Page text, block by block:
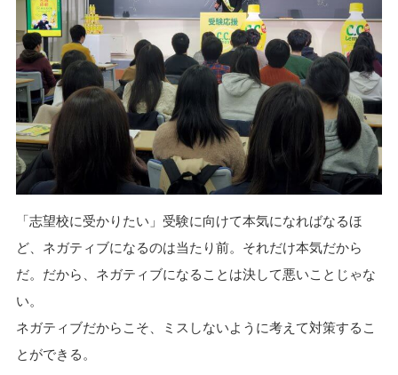
「志望校に受かりたい」受験に向けて本気になればなるほ
ど、ネガティブになるのは当たり前。それだけ本気だから
だ。だから、ネガティブになることは決して悪いことじゃな
い。
ネガティブだからこそ、ミスしないように考えて対策するこ
とができる。